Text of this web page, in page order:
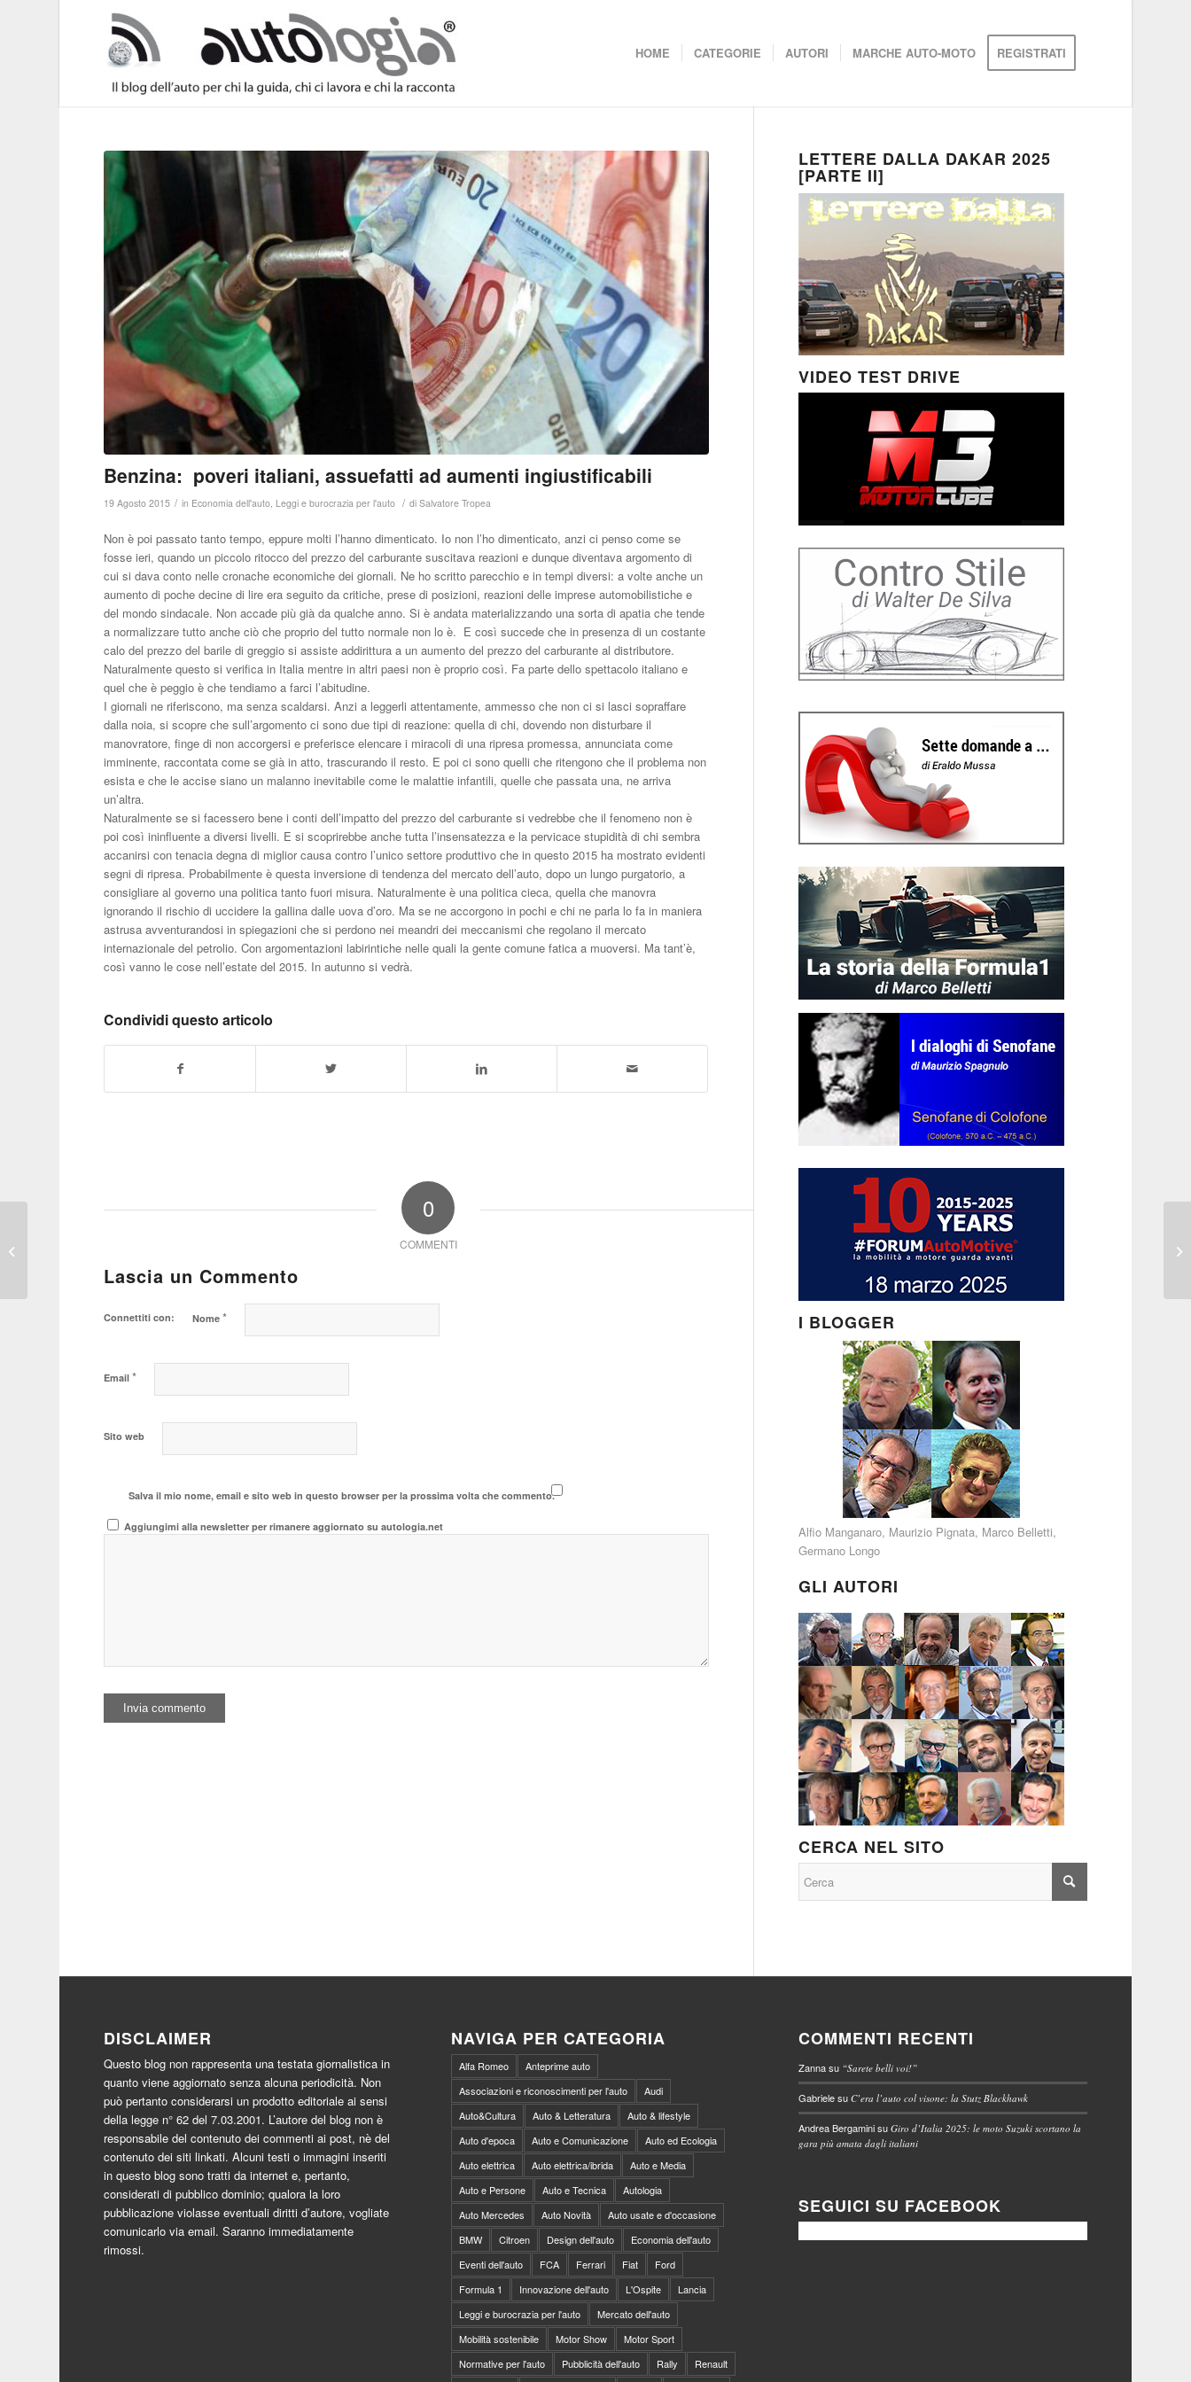
HOME CATEGORIE AUTORI MARCHE AUTO-MOTO REGISTRATI
Benzina: poveri italiani, assuefatti ad aumenti ingiustificabili
19 Agosto 2015 / in Economia dell'auto, Leggi e burocrazia per l'auto / diSalvatore Tropea
Non è poi passato tanto tempo, eppure molti l’hanno dimenticato. Io non l’ho dimenticato, anzi ci penso come se
fosse ieri, quando un piccolo ritocco del prezzo del carburante suscitava reazioni e dunque diventava argomento di
cui si dava conto nelle cronache economiche dei giornali. Ne ho scritto parecchio e in tempi diversi: a volte anche un
aumento di poche decine di lire era seguito da critiche, prese di posizioni, reazioni delle imprese automobilistiche e
del mondo sindacale. Non accade più già da qualche anno. Si è andata materializzando una sorta di apatia che tende
a normalizzare tutto anche ciò che proprio del tutto normale non lo è. E così succede che in presenza di un costante
calo del prezzo del barile di greggio si assiste addirittura a un aumento del prezzo del carburante al distributore.
Naturalmente questo si verifica in Italia mentre in altri paesi non è proprio così. Fa parte dello spettacolo italiano e
quel che è peggio è che tendiamo a farci l’abitudine.
I giornali ne riferiscono, ma senza scaldarsi. Anzi a leggerli attentamente, ammesso che non ci si lasci sopraffare
dalla noia, si scopre che sull’argomento ci sono due tipi di reazione: quella di chi, dovendo non disturbare il
manovratore, finge di non accorgersi e preferisce elencare i miracoli di una ripresa promessa, annunciata come
imminente, raccontata come se già in atto, trascurando il resto. E poi ci sono quelli che ritengono che il problema non
esista e che le accise siano un malanno inevitabile come le malattie infantili, quelle che passata una, ne arriva
un’altra.
Naturalmente se si facessero bene i conti dell’impatto del prezzo del carburante si vedrebbe che il fenomeno non è
poi così ininfluente a diversi livelli. E si scoprirebbe anche tutta l’insensatezza e la pervicace stupidità di chi sembra
accanirsi con tenacia degna di miglior causa contro l’unico settore produttivo che in questo 2015 ha mostrato evidenti
segni di ripresa. Probabilmente è questa inversione di tendenza del mercato dell’auto, dopo un lungo purgatorio, a
consigliare al governo una politica tanto fuori misura. Naturalmente è una politica cieca, quella che manovra
ignorando il rischio di uccidere la gallina dalle uova d’oro. Ma se ne accorgono in pochi e chi ne parla lo fa in maniera
astrusa avventurandosi in spiegazioni che si perdono nei meandri dei meccanismi che regolano il mercato
internazionale del petrolio. Con argomentazioni labirintiche nelle quali la gente comune fatica a muoversi. Ma tant’è,
così vanno le cose nell’estate del 2015. In autunno si vedrà.
Condividi questo articolo
0
COMMENTI
Lascia un Commento
Connettiti con: Nome*
Email*
Sito web
Salva il mio nome, email e sito web in questo browser per la prossima volta che commento.
Aggiungimi alla newsletter per rimanere aggiornato su autologia.net
LETTERE DALLA DAKAR 2025
[PARTE II]
VIDEO TEST DRIVE
I BLOGGER
Alfio Manganaro, Maurizio Pignata, Marco Belletti,
Germano Longo
GLI AUTORI
CERCA NEL SITO
DISCLAIMER
Questo blog non rappresenta una testata giornalistica in
quanto viene aggiornato senza alcuna periodicità. Non
può pertanto considerarsi un prodotto editoriale ai sensi
della legge n° 62 del 7.03.2001. L’autore del blog non è
responsabile del contenuto dei commenti ai post, nè del
contenuto dei siti linkati. Alcuni testi o immagini inseriti
in questo blog sono tratti da internet e, pertanto,
considerati di pubblico dominio; qualora la loro
pubblicazione violasse eventuali diritti d’autore, vogliate
comunicarlo via email. Saranno immediatamente
rimossi.
NAVIGA PER CATEGORIA
Alfa Romeo
Anteprime auto
Associazioni e riconoscimenti per l'auto
Audi
Auto&Cultura
Auto & Letteratura
Auto & lifestyle
Auto d'epoca
Auto e Comunicazione
Auto ed Ecologia
Auto elettrica
Auto elettrica/ibrida
Auto e Media
Auto e Persone
Auto e Tecnica
Autologia
Auto Mercedes
Auto Novità
Auto usate e d'occasione
BMW
Citroen Design dell'auto
Economia dell'auto
Eventi dell'auto
FCA Ferrari Fiat
Ford
Formula 1
Innovazione dell'auto L'Ospite
Lancia
Leggi e burocrazia per l'auto
Mercato dell'auto
Mobilità sostenibile
Motor Show
Motor Sport
Normative per l'auto
Pubblicità dell'auto Rally
Renault
COMMENTI RECENTI
Zannasu “Sarete belli voi!”
GabrielesuC’era l’auto col visone: la Stutz Blackhawk
Andrea BergaminisuGiro d’Italia 2025: le moto Suzuki scortano la
gara più amata dagli italiani
SEGUICI SU FACEBOOK
emozionali e razionali